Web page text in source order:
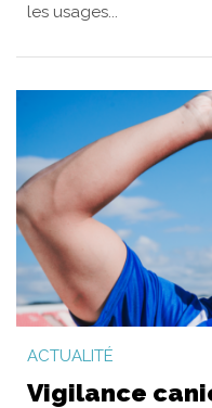
les usages...
ACTUALITÉ
Vigilance